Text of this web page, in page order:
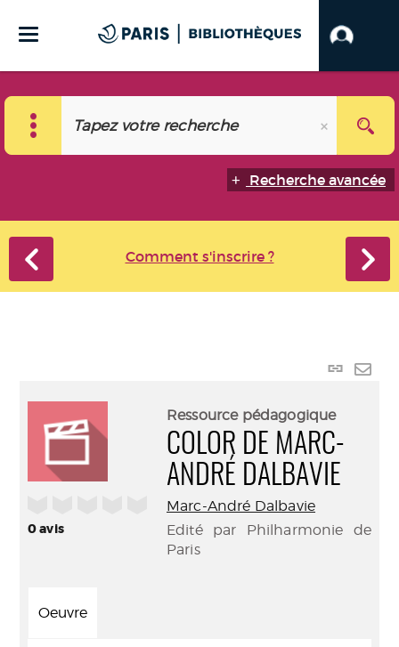
Recherche avancée
Comment s'inscrire ?
Lien
0avis
Ressource pédagogique
COLOR DE MARC-
ANDRÉ DALBAVIE
Marc-André Dalbavie
Edité par Philharmonie de
Paris
Oeuvre